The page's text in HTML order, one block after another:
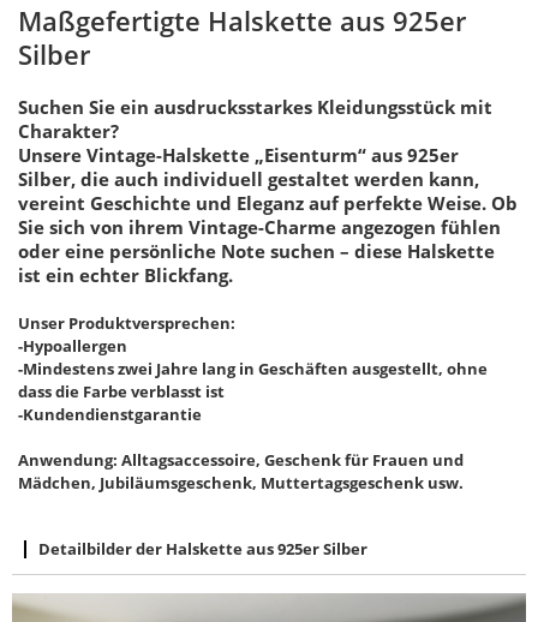
Maßgefertigte Halskette aus 925er
Silber
Suchen Sie ein ausdrucksstarkes Kleidungsstück mit
Charakter?
Unsere Vintage-Halskette „Eisenturm“ aus 925er
Silber, die auch individuell gestaltet werden kann,
vereint Geschichte und Eleganz auf perfekte Weise. Ob
Sie sich von ihrem Vintage-Charme angezogen fühlen
oder eine persönliche Note suchen – diese Halskette
ist ein echter Blickfang.
Unser Produktversprechen:
-Hypoallergen
-Mindestens zwei Jahre lang in Geschäften ausgestellt, ohne
dass die Farbe verblasst ist
-Kundendienstgarantie
Anwendung: Alltagsaccessoire, Geschenk für Frauen und
Mädchen, Jubiläumsgeschenk, Muttertagsgeschenk usw.
Detailbilder der Halskette aus 925er Silber